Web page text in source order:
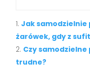
Jak samodzielnie
żarówek, gdy z
Czy
trudne?